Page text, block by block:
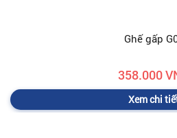
Ghế gấp
358.000
Xem chi